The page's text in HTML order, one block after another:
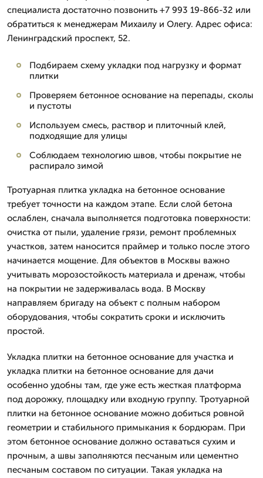
специалиста достаточно позвонить +7 993 19-866-32 или
обратиться к менеджерам Михаилу и Олегу. Адрес офиса:
Ленинградский проспект, 52.
Подбираем схему укладки под нагрузку и формат
плитки
Проверяем бетонное основание на перепады, сколы
и пустоты
Используем смесь, раствор и плиточный клей,
подходящие для улицы
Соблюдаем технологию швов, чтобы покрытие не
распирало зимой
Тротуарная плитка укладка на бетонное основание
требует точности на каждом этапе. Если слой бетона
ослаблен, сначала выполняется подготовка поверхности:
очистка от пыли, удаление грязи, ремонт проблемных
участков, затем наносится праймер и только после этого
начинается мощение. Для объектов в Москвы важно
учитывать морозостойкость материала и дренаж, чтобы
на покрытии не задерживалась вода. В Москву
направляем бригаду на объект с полным набором
оборудования, чтобы сократить сроки и исключить
простой.
Укладка плитки на бетонное основание для участка и
укладка плитки на бетонное основание для дачи
особенно удобны там, где уже есть жесткая платформа
под дорожку, площадку или входную группу. Тротуарной
плитки на бетонное основание можно добиться ровной
геометрии и стабильного примыкания к бордюрам. При
этом бетонное основание должно оставаться сухим и
прочным, а швы заполняются песчаным или цементно
песчаным составом по ситуации. Такая укладка на